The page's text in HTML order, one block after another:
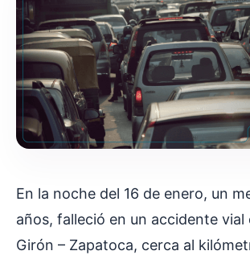
En la noche del 16 de enero, un
años, falleció en un accidente vial
Girón – Zapatoca, cerca al